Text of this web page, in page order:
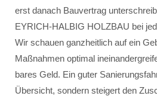
erst danach Bauvertrag
EYRICH-HALBIG HOLZBAU bei
Wir schauen ganzheitlich auf ein
Maßnahmen optimal
bares Geld. Ein guter
Übersicht, sondern steigert den